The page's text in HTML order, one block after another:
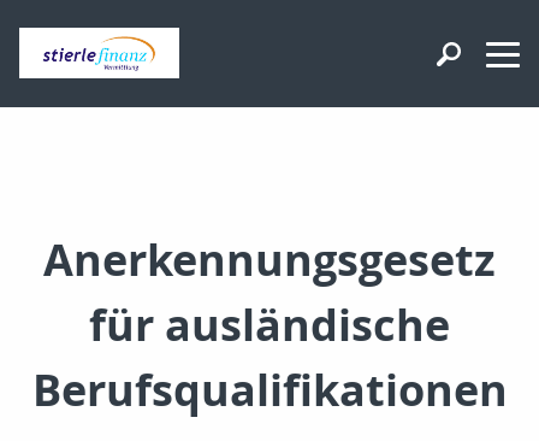
Anerkennungsgesetz
für ausländische
Berufsqualifikationen